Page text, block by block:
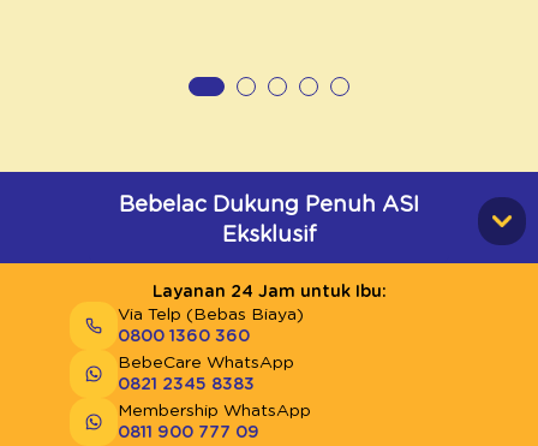
Bebelac Dukung Penuh ASI
Eksklusif
Layanan 24 Jam untuk Ibu:
Via Telp (Bebas Biaya)
0800 1360 360
BebeCare WhatsApp
0821 2345 8383
Membership WhatsApp
0811 900 777 09